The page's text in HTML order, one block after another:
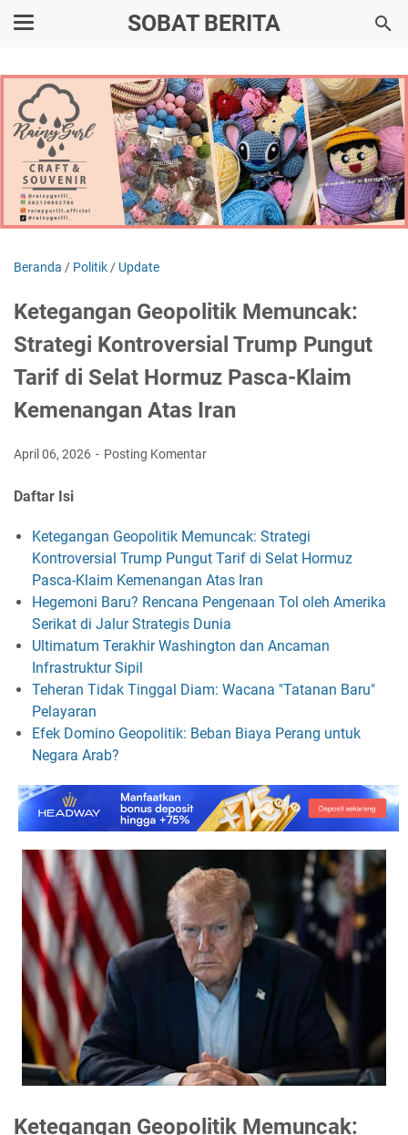
SOBAT BERITA
Beranda / Politik / Update
Ketegangan Geopolitik Memuncak:
Strategi Kontroversial Trump Pungut
Tarif di Selat Hormuz Pasca-Klaim
Kemenangan Atas Iran
April 06, 2026 Posting Komentar
Daftar Isi
Ketegangan Geopolitik Memuncak: Strategi
Kontroversial Trump Pungut Tarif di Selat Hormuz
Pasca-Klaim Kemenangan Atas Iran
Hegemoni Baru? Rencana Pengenaan Tol oleh Amerika
Serikat di Jalur Strategis Dunia
Ultimatum Terakhir Washington dan Ancaman
Infrastruktur Sipil
Teheran Tidak Tinggal Diam: Wacana "Tatanan Baru"
Pelayaran
Efek Domino Geopolitik: Beban Biaya Perang untuk
Negara Arab?
Ketegangan Geopolitik Memuncak: